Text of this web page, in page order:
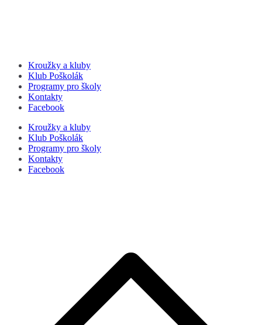
Kroužky a kluby
Klub Poškolák
Programy pro školy
Kontakty
Facebook
Kroužky a kluby
Klub Poškolák
Programy pro školy
Kontakty
Facebook